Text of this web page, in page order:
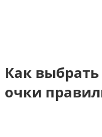
Как
очки